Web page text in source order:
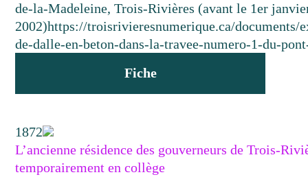
de-la-Madeleine, Trois-Rivières (avant le 1er
2002)https://troisrivieresnumerique.ca/documents/
de-dalle-en-beton-dans-la-travee-numero-1-du-
Fiche
1872
L’ancienne résidence des gouverneurs de Trois-
temporairement en collège